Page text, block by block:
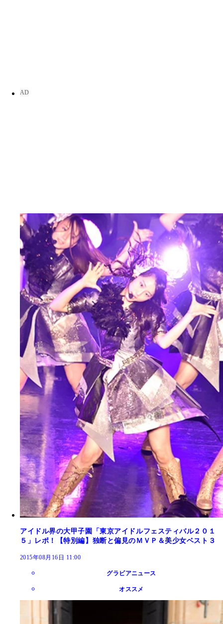
アイドル界の大甲子園「東京アイドルフェスティバル２０１
５」レポ！【特別編】独断と偏見のＭＶＰ＆美少女ベスト３
2015年08月16日 11:00
グラビアニュース
オススメ